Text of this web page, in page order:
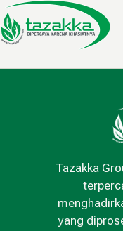
Lewati
ke
konten
Tazakka
yang